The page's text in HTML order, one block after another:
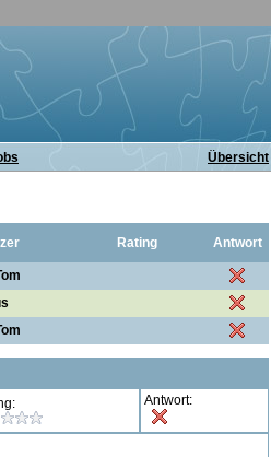
Übersicht
Rating Antwort
Antwort: